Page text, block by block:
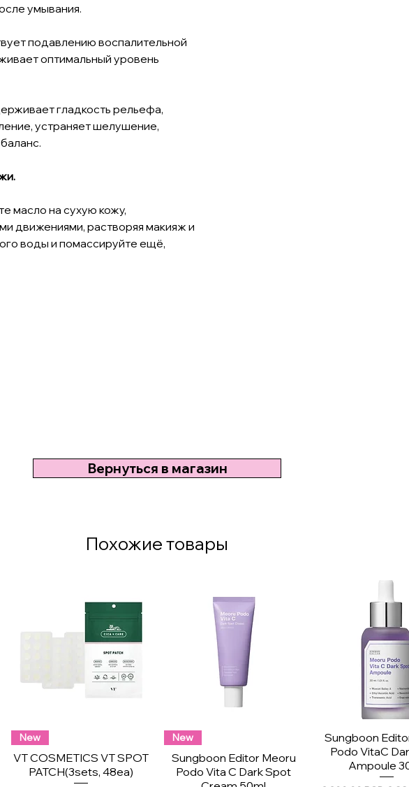
умывания.
подавлению воспалительной
оптимальный уровень
гладкость рельефа,
устраняет шелушение,
масло на сухую кожу,
движениями, растворяя макияж и
воды и помассируйте ещё,
Вернуться в магазин
Похожие товары
New
VT COSMETICS VT SPOT
PATCH(3sets, 48ea)
New
Sungboon Editor Meoru
Podo Vita C Dark Spot
Sungboon
Podo VitaC
Ampoule